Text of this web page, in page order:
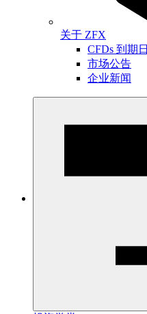
关于 ZFX
CFDs 到期日
市场公告
企业新闻